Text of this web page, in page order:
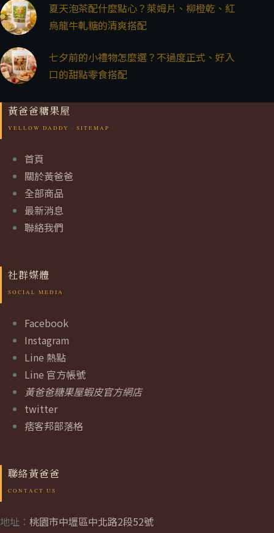
夏天泡茶配什麼點心？萊姆片、柳橙乾、紅
烏龍牛軋糖的清爽搭配
七夕前的小禮物怎麼選？不過度正式、好入
口的甜點零食搭配
黃爸爸糖果屋
首頁
關於黃爸爸
全部商品
最新消息
聯絡我們
社群媒體
Facebook
Instagram
Line 熱點
Line 官方帳號
黃爸爸糖果屋蝦皮官方網店
twitter
痞客邦部落格
聯絡黃爸爸
地址： 桃園市中壢區中北路2段52號